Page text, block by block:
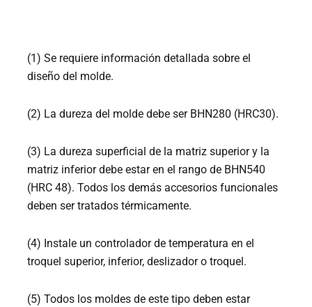
(1) Se requiere información detallada sobre el
diseño del molde.
(2) La dureza del molde debe ser BHN280 (HRC30).
(3) La dureza superficial de la matriz superior y la
matriz inferior debe estar en el rango de BHN540
(HRC 48). Todos los demás accesorios funcionales
deben ser tratados térmicamente.
(4) Instale un controlador de temperatura en el
troquel superior, inferior, deslizador o troquel.
(5) Todos los moldes de este tipo deben estar